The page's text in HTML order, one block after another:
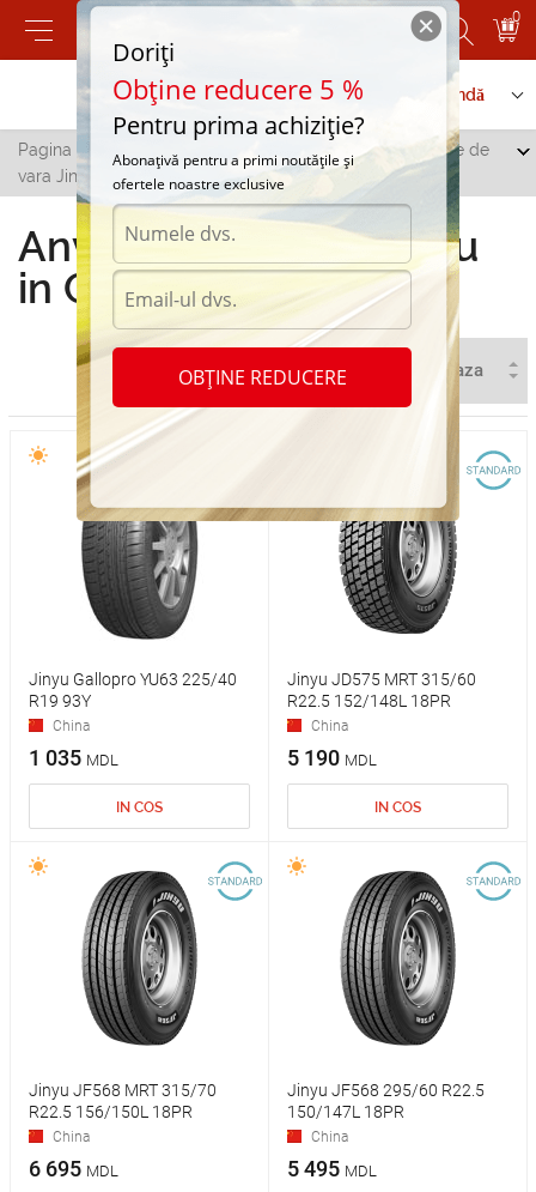
0
Contactați-ne Serviciu de comandă
Pagina principală Cainari/
Anvelope de
vara Jinyu in Cainari
Anvelope de vara Jinyu
in Cainari
Jinyu Gallopro YU63 225/40
R19 93Y
China
1 035 MDL
IN COS
Jinyu JD575 MRT 315/60
R22.5 152/148L 18PR
China
5 190 MDL
IN COS
Jinyu JF568 MRT 315/70
R22.5 156/150L 18PR
China
6 695 MDL
Jinyu JF568 295/60 R22.5
150/147L 18PR
China
5 495 MDL
Doriți
Obține reducere 5 %
Pentru prima achiziție?
Abonațivă pentru a primi noutățile și
ofertele noastre exclusive
OBȚINE REDUCERE